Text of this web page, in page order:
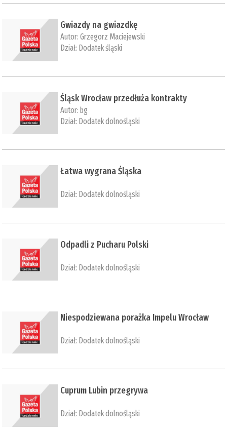
Gwiazdy na gwiazdkę
Autor:Grzegorz Maciejewski
Dział: Dodatek śląski
​Śląsk Wrocław przedłuża kontrakty
Autor:bg
Dział: Dodatek dolnośląski
​Łatwa wygrana Śląska
Dział: Dodatek dolnośląski
​Odpadli z Pucharu Polski
Dział: Dodatek dolnośląski
​Niespodziewana porażka Impelu Wrocław
Dział: Dodatek dolnośląski
​Cuprum Lubin przegrywa
Dział: Dodatek dolnośląski